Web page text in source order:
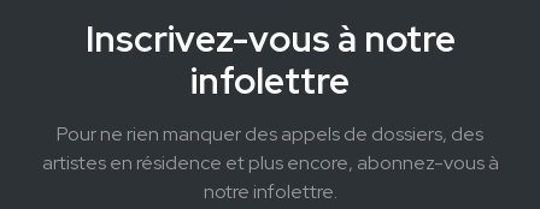
Inscrivez-vous à notre
infolettre
Pour ne rien manquer des appels de dossiers, des
artistes en résidence et plus encore, abonnez-vous à
notre infolettre.